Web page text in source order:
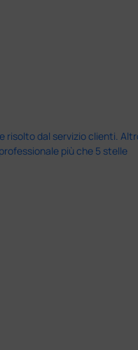
dal servizio clienti.
più che 5 stelle